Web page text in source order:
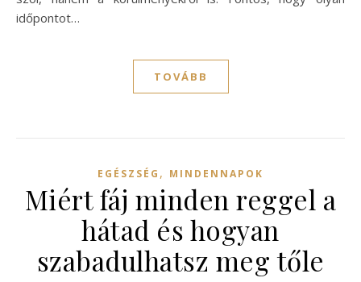
időpontot…
TOVÁBB
EGÉSZSÉG , MINDENNAPOK
Miért fáj minden reggel a
hátad és hogyan
szabadulhatsz meg tőle